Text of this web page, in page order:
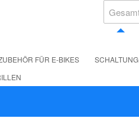
FÜR E-BIKES SCHALTUNG